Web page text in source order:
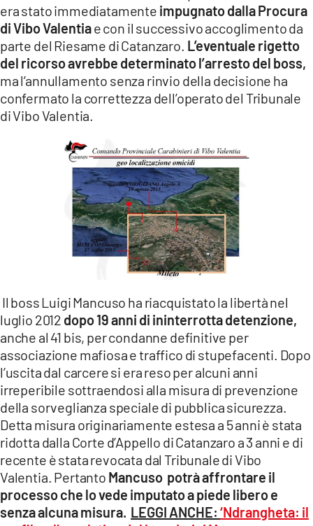
ILVIBONESE.IT
CATANZAROCHANNEL.IT
LACAPITALENEWS.IT
App
era stato immediatamente impugnato dalla Procura
di Vibo Valentiae con il successivo accoglimento da
parte del Riesame di Catanzaro. L’eventuale rigetto
del ricorso avrebbe determinato l’arresto del boss,
ma l’annullamento senza rinvio della decisione ha
confermato la correttezza dell’operato del Tribunale
di Vibo Valentia.
Il boss Luigi Mancuso ha riacquistato la libertà nel
luglio 2012 dopo 19 anni di ininterrotta detenzione,
anche al 41 bis, per condanne definitive per
associazione mafiosa e traffico di stupefacenti. Dopo
l’uscita dal carcere si era reso per alcuni anni
irreperibile sottraendosi alla misura di prevenzione
della sorveglianza speciale di pubblica sicurezza.
Detta misura originariamente estesa a 5 anni è stata
ridotta dalla Corte d’Appello di Catanzaro a 3 anni e di
recente è stata revocata dal Tribunale di Vibo
Valentia. Pertanto Mancuso potrà affrontare il
processo che lo vede imputato a piede libero e
senza alcuna misura. LEGGI ANCHE: ‘Ndrangheta: il